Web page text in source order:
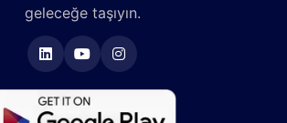
geleceğe taşıyın.